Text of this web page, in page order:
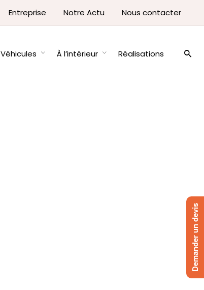
Entreprise Notre Actu Nous contacter
Véhicules À l’intérieur Réalisations
Demander un devis